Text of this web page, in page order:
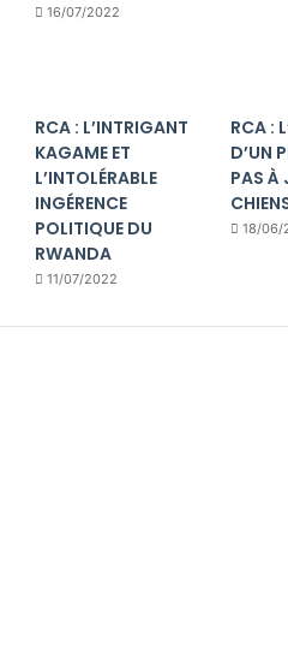
16/07/2022
RCA : L’INTRIGANT
KAGAME ET
L’INTOLÉRABLE
INGÉRENCE
POLITIQUE DU
RWANDA
11/07/2022
RCA :
D’UN
PAS À
18/06/